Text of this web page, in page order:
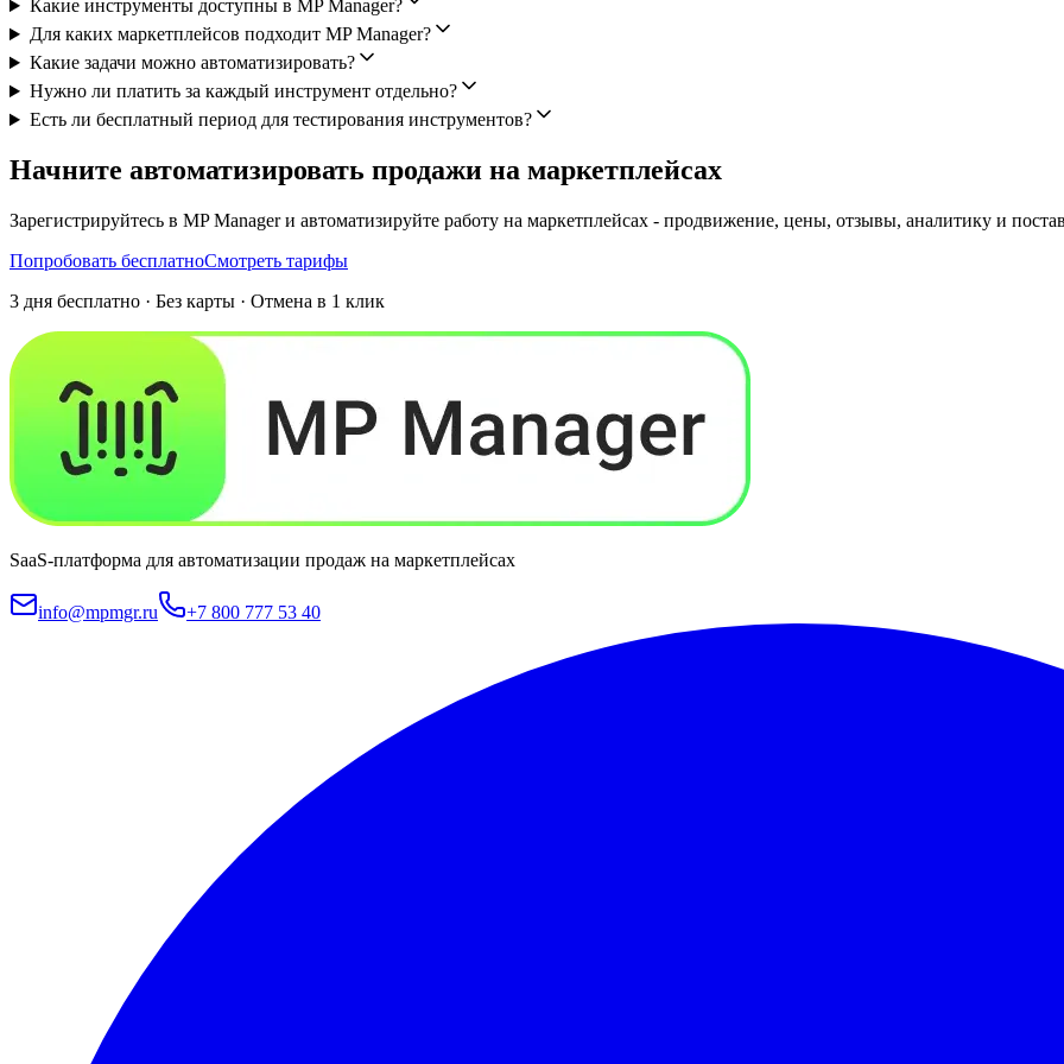
Какие инструменты доступны в MP Manager?
Для каких маркетплейсов подходит MP Manager?
Какие задачи можно автоматизировать?
Нужно ли платить за каждый инструмент отдельно?
Есть ли бесплатный период для тестирования инструментов?
Начните автоматизировать продажи на маркетплейсах
Зарегистрируйтесь в MP Manager и автоматизируйте работу на маркетплейсах - продвижение, цены, отзывы, аналитику и
Попробовать бесплатноСмотреть тарифы
3 дня бесплатно · Без карты · Отмена в 1 клик
SaaS-платформа для автоматизации продаж на маркетплейсах
info@mpmgr.ru +7 800 777 53 40